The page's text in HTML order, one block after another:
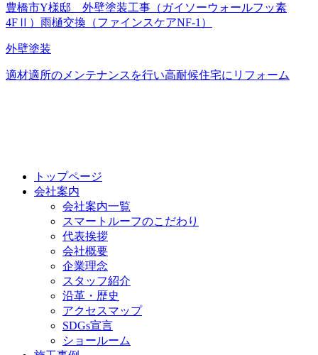
豊橋市Y様邸 外壁塗装工事（ガイソーウォールフッ素
4FⅡ）雨樋交換（ファインスケアNF-1）
外壁塗装
適材適所のメンテナンスを行い高耐候住宅にリフォーム
トップページ
会社案内
会社案内一覧
スマートルーフのこだわり
代表挨拶
会社概要
企業理念
スタッフ紹介
沿革・歴史
アクセスマップ
SDGs宣言
ショールーム